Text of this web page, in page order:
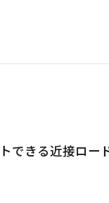
できる近接ロー